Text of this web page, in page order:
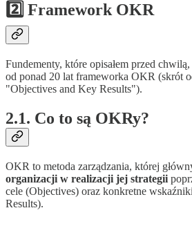
2️⃣ Framework OKR
Fundementy, które opisałem przed
od ponad 20 lat frameworka OKR (skrót
"Objectives and Key Results").
2.1. Co to są OKRy?
OKR to metoda zarządzania, której
organizacji w realizacji jej strategii
cele (Objectives) oraz konkretne
Results).